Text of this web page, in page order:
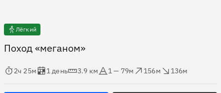
Лёгкий
Поход «меганом»
в пути
2ч 25м
Оценка в днях
1 день
Дистанция
3.9 км
Абсолютная высота
1 — 79м
156м
136м